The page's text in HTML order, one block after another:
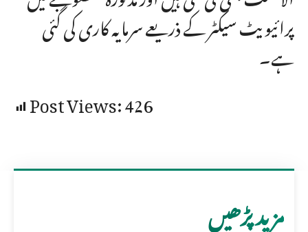
پرائیویٹ سیکٹر کے ذریعے سرمایہ کاری کی گئی
ہے۔
Post Views:426
مزید پڑھیں